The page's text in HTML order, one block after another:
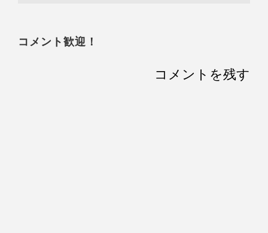
コメント歓迎！
コメントを残す